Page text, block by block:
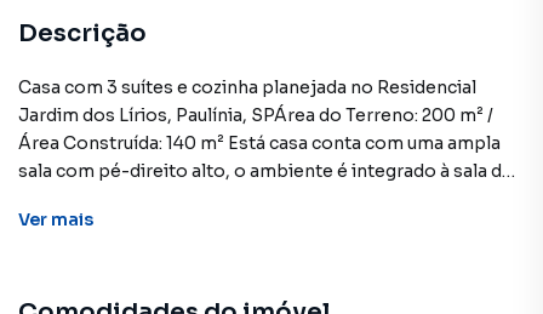
Descrição
Casa com 3 suítes e cozinha planejada no Residencial
Jardim dos Lírios, Paulínia, SPÁrea do Terreno: 200 m² /
Área Construída: 140 m² Está casa conta com uma ampla
sala com pé-direito alto, o ambiente é integrado à sala de
alta qualidade, proporcionando um espaço moderno e
Ver mais